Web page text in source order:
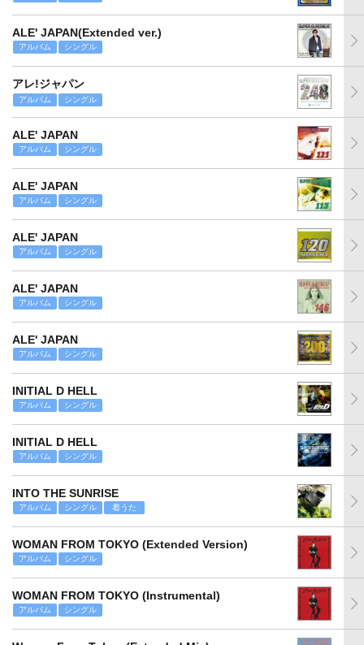
ALE' JAPAN(Extended ver.)
アルバム シングル
アレ!ジャパン
アルバム シングル
ALE' JAPAN
アルバム シングル
ALE' JAPAN
アルバム シングル
ALE' JAPAN
アルバム シングル
ALE' JAPAN
アルバム シングル
ALE' JAPAN
アルバム シングル
INITIAL D HELL
アルバム シングル
INITIAL D HELL
アルバム シングル
INTO THE SUNRISE
アルバム シングル 着うた
WOMAN FROM TOKYO (Extended Version)
アルバム シングル
WOMAN FROM TOKYO (Instrumental)
アルバム シングル